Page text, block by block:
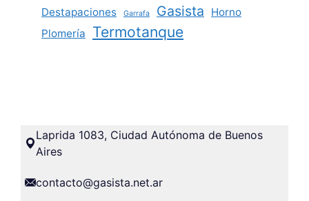
Destapaciones
Garrafa Gasista
Horno
Plomería
Termotanque
Laprida 1083, Ciudad Autónoma de Buenos
Aires
contacto@gasista.net.ar